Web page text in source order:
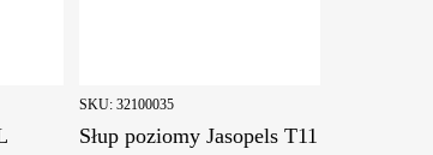
SKU:32100035
Słup poziomy Jasopels T11